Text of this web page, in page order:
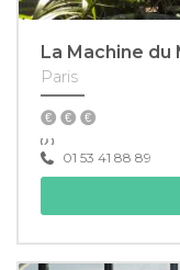
La Machine du
Paris
01 53 41 88 89